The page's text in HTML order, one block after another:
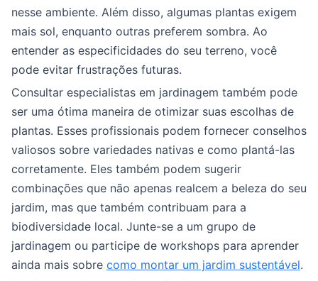
nesse ambiente. Além disso, algumas plantas exigem
mais sol, enquanto outras preferem sombra. Ao
entender as especificidades do seu terreno, você
pode evitar frustrações futuras.
Consultar especialistas em jardinagem também pode
ser uma ótima maneira de otimizar suas escolhas de
plantas. Esses profissionais podem fornecer conselhos
valiosos sobre variedades nativas e como plantá-las
corretamente. Eles também podem sugerir
combinações que não apenas realcem a beleza do seu
jardim, mas que também contribuam para a
biodiversidade local. Junte-se a um grupo de
jardinagem ou participe de workshops para aprender
ainda mais sobre como montar um jardim sustentável.